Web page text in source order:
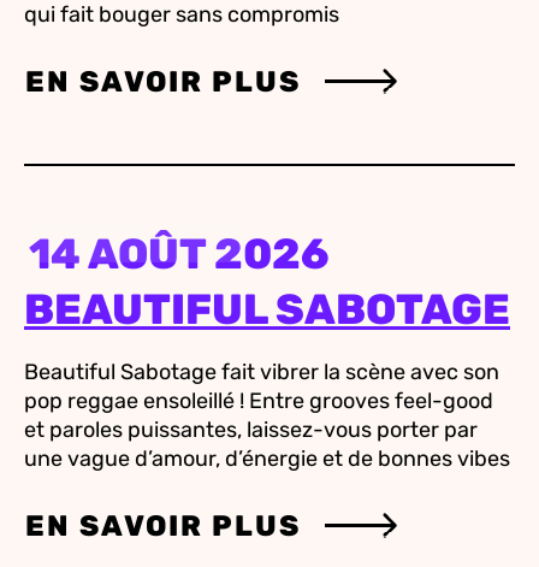
qui fait bouger sans compromis
EN SAVOIR PLUS
14 AOÛT 2026
BEAUTIFUL SABOTAGE
Beautiful Sabotage fait vibrer la scène avec son
pop reggae ensoleillé ! Entre grooves feel-good
et paroles puissantes, laissez-vous porter par
une vague d’amour, d’énergie et de bonnes vibes
EN SAVOIR PLUS